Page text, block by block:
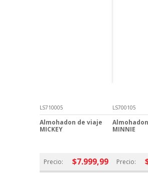
LS710005
Almohadon de viaje
MICKEY
Precio: $7.999,99
LS700105
MINNIE
Precio: